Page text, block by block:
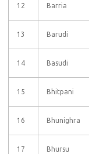
12 Barria
13 Barudi
14 Basudi
15 Bhitpani
16 Bhunighra
17 Bhursu